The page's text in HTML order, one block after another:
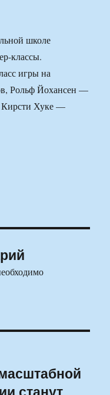
школе
классы.
игры на
Рольф Йохансен —
Кирсти Хуке —
станут